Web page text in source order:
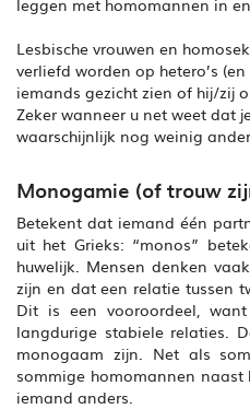
leggen met homomannen in
Lesbische vrouwen en
verliefd worden op hetero’s
iemands gezicht zien of hij/zij
Zeker wanneer u net weet dat
waarschijnlijk nog weinig
Monogamie (of trouw
Betekent dat iemand één
uit het Grieks: “monos”
huwelijk. Mensen denken
zijn en dat een relatie tussen
Dit is een vooroordeel,
langdurige stabiele relaties.
monogaam zijn. Net als
sommige homomannen
iemand anders.